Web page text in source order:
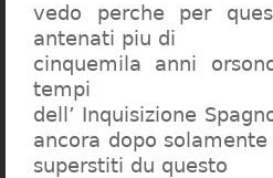
vedo perche per
antenati piu di
cinquemila anni
tempi
dell’ Inquisizione
ancora dopo
superstiti du questo